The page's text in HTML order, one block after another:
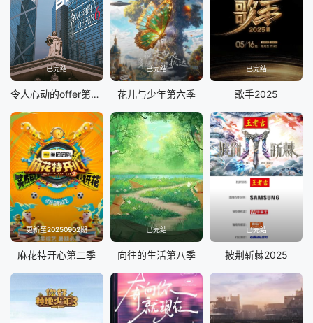
20250218 20250219 20250220 20250225
20250226 20250227 20250304 20250305
20250306 20250311 20250312 20250313
20250318 20250319 20250320 20250325
20250326 20250327 20250401 20250402
20250403 20250408 20250409 20250410
20250416 20250417 20250422 20250423
20250424 20250429 20250430
20250506 20250507 20250508 20250513
20250514 20250515 20250520 20250521
20250522 20250527 20250528 20250529
20250603 20250604 20250605 20250610
已完结
令人心动的offer第六季
已完结
花儿与少年第六季
已完结
歌手2025
更新至20250902期
麻花特开心第二季
已完结
向往的生活第八季
已完结
披荆斩棘2025